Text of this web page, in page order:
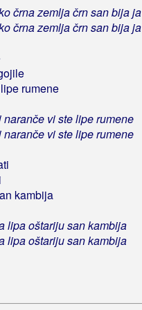
črna zemlja črn san bija ja
črna zemlja črn san bija ja
rumene
naranče vi ste lipe rumene
naranče vi ste lipe rumene
kambija
lipa oštariju san kambija
lipa oštariju san kambija